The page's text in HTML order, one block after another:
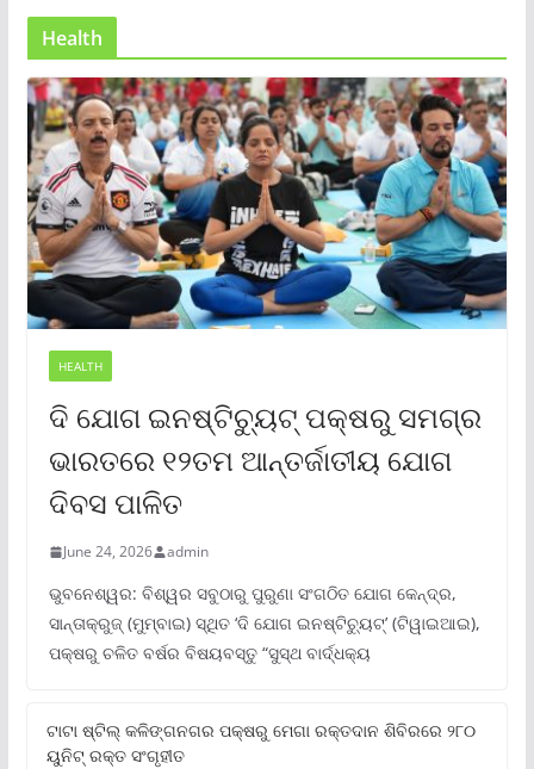
Health
HEALTH
ଦି ଯୋଗ ଇନଷ୍ଟିଚ୍ୟୁଟ୍ ପକ୍ଷରୁ ସମଗ୍ର
ଭାରତରେ ୧୨ତମ ଆନ୍ତର୍ଜାତୀୟ ଯୋଗ
ଦିବସ ପାଳିତ
June 24, 2026 admin
ଭୁବନେଶ୍ୱର: ବିଶ୍ୱର ସବୁଠାରୁ ପୁରୁଣା ସଂଗଠିତ ଯୋଗ କେନ୍ଦ୍ର,
ସାନ୍ତାକ୍ରୁଜ୍ (ମୁମ୍ବାଇ) ସ୍ଥିତ ‘ଦି ଯୋଗ ଇନଷ୍ଟିଚ୍ୟୁଟ୍‌’ (ଟିୱାଇଆଇ),
ପକ୍ଷରୁ ଚଳିତ ବର୍ଷର ବିଷୟବସ୍ତୁ “ସୁସ୍ଥ ବାର୍ଦ୍ଧକ୍ୟ
ଟାଟା ଷ୍ଟିଲ୍‌ କଳିଙ୍ଗନଗର ପକ୍ଷରୁ ମେଗା ରକ୍ତଦାନ ଶିବିରରେ ୨୮୦
ୟୁନିଟ୍‌ ରକ୍ତ ସଂଗୃହୀତ